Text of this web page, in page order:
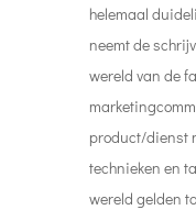
helemaal
neemt de
wereld van de
product/dienst
technieken en
wereld gelden